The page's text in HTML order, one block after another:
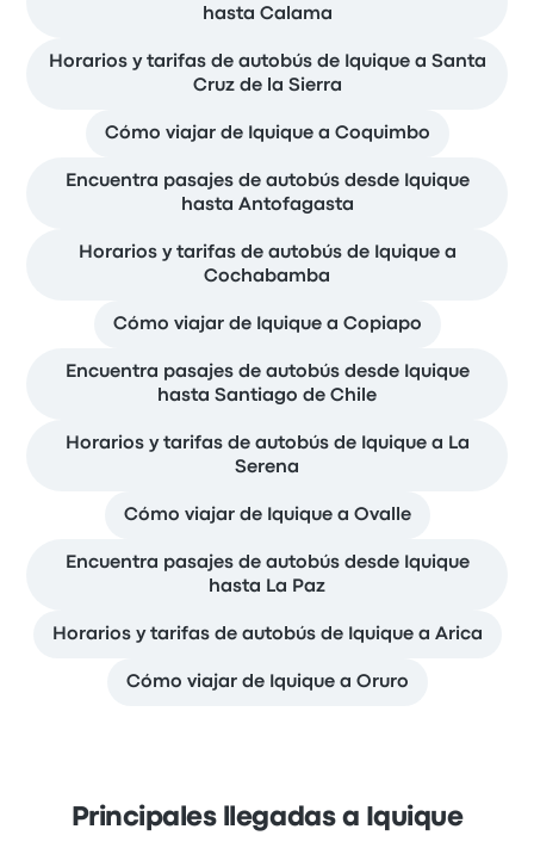
hasta Calama
Horarios y tarifas de autobús de Iquique a Santa
Cruz de la Sierra
Cómo viajar de Iquique a Coquimbo
Encuentra pasajes de autobús desde Iquique
hasta Antofagasta
Horarios y tarifas de autobús de Iquique a
Cochabamba
Cómo viajar de Iquique a Copiapo
Encuentra pasajes de autobús desde Iquique
hasta Santiago de Chile
Horarios y tarifas de autobús de Iquique a La
Serena
Cómo viajar de Iquique a Ovalle
Encuentra pasajes de autobús desde Iquique
hasta La Paz
Horarios y tarifas de autobús de Iquique a Arica
Cómo viajar de Iquique a Oruro
Principales llegadas a Iquique